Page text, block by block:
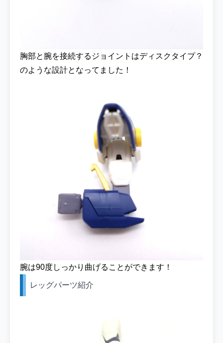
胸部と腕を接続するジョイントはディスクタイプ？
のような設計となってました！
腕は90度しっかり曲げることができます！
レッグパーツ紹介